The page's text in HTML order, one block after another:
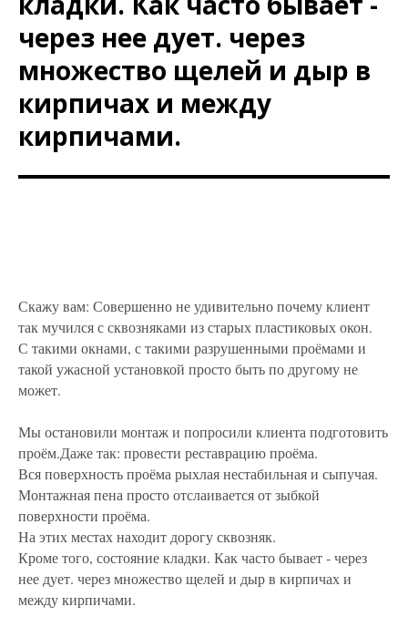
через нее дует. через
множество щелей и дыр в
кирпичах и между
кирпичами.
Скажу вам: Совершенно не удивительно почему клиент
так мучился с сквозняками из старых пластиковых окон.
С такими окнами, с такими разрушенными проёмами и
такой ужасной установкой просто быть по другому не
может.
Мы остановили монтаж и попросили клиента подготовить
проём.Даже так: провести реставрацию проёма.
Вся поверхность проёма рыхлая нестабильная и сыпучая.
Монтажная пена просто отслаивается от зыбкой
поверхности проёма.
На этих местах находит дорогу сквозняк.
Кроме того, состояние кладки. Как часто бывает - через
нее дует. через множество щелей и дыр в кирпичах и
между кирпичами.